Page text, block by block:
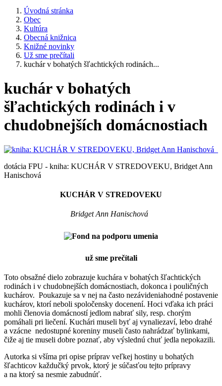
Úvodná stránka
Obec
Kultúra
Obecná knižnica
Knižné novinky
Už sme prečítali
kuchár v bohatých šľachtických rodinách...
kuchár v bohatých
šľachtických rodinách i v
chudobnejších domácnostiach
dotácia FPU - kniha: KUCHÁR V STREDOVEKU, Bridget Ann
Hanischová
KUCHÁR V STREDOVEKU
Bridget Ann Hanischová
už sme prečítali
Toto obsažné dielo zobrazuje kuchára v bohatých šľachtických
rodinách i v chudobnejších domácnostiach, dokonca i pouličných
kuchárov. Poukazuje sa v nej na často nezávideniahodné postavenie
kuchárov, ktorí neboli spoločensky docenení. Hoci vďaka ich práci
mohli členovia domácností jedlom nabrať sily, resp. chorým
pomáhali pri liečení. Kuchári museli byť aj vynaliezaví, lebo drahé
a vzácne nedostupné koreniny museli často nahrádzať bylinkami,
čiže aj tie museli dobre poznať, aby výslednú chuť jedla nepokazili.
Autorka si všíma pri opise príprav veľkej hostiny u bohatých
šľachticov každučký prvok, ktorý je súčasťou tejto prípravy
a na ktorý sa nesmie zabudnúť.